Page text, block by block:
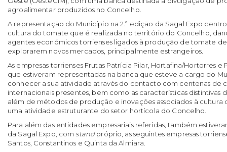
agroalimentar produzidos no Concelho.
A representação do Município na 2.ª edição da Sagal Expo
cultura do tomate que é realizada no território do Concelho,
agentes económicos torrienses ligados à produção de tomate
explorarem novos mercados, principalmente estrangeiros.
As empresas torrienses Frutas Patrícia Pilar, Hortafina/Hortorres e
que estiveram representadas na banca que esteve a cargo do
conhecer a sua atividade através do contacto com centenas de
internacionais presentes, bem como as características distintivas
além de métodos de produção e inovações associados à
uma atividade estruturante do setor hortícola do Concelho.
Para além das entidades empresariais referidas, também
da Sagal Expo, com standpróprio, as seguintes empresas
Santos, Constantinos e Quinta da Almiara.